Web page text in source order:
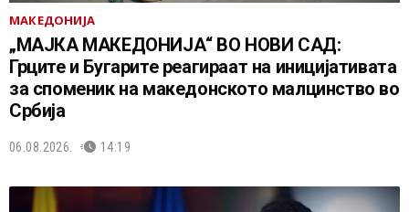
МАКЕДОНИЈА
„МАЈКА МАКЕДОНИЈА“ ВО НОВИ САД:
Грците и Бугарите реагираат на иницијативата
за споменик на македонското малцинство во
Србија
06.08.2026. 14:19